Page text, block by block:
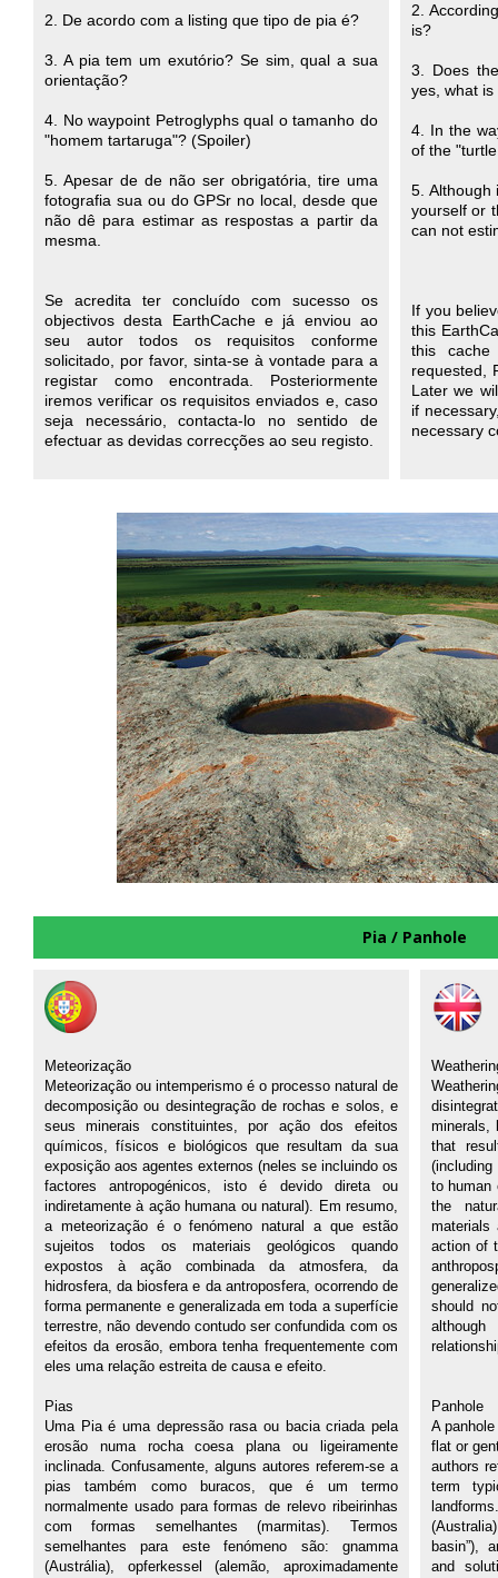
2. De acordo com a listing que tipo de pia é?
3. A pia tem um exutório? Se sim, qual a sua
orientação?
4. No waypoint Petroglyphs qual o tamanho do
"homem tartaruga"? (Spoiler)
5. Apesar de de não ser obrigatória, tire uma
fotografia sua ou do GPSr no local, desde que
não dê para estimar as respostas a partir da
mesma.
Se acredita ter concluído com sucesso os
objectivos desta EarthCache e já enviou ao
seu autor todos os requisitos conforme
solicitado, por favor, sinta-se à vontade para a
registar como encontrada. Posteriormente
iremos verificar os requisitos enviados e, caso
seja necessário, contacta-lo no sentido de
efectuar as devidas correcções ao seu registo.
2.
is?
3. Does
yes, what
4. In the
of the
5. Although
yourself or
can not
If you
this
this
requested,
Later we
if
necessary
Pia / Panhole
Meteorização
Meteorização ou intemperismo é o processo natural de
decomposição ou desintegração de rochas e solos, e
seus minerais constituintes, por ação dos efeitos
químicos, físicos e biológicos que resultam da sua
exposição aos agentes externos (neles se incluindo os
factores antropogénicos, isto é devido direta ou
indiretamente à ação humana ou natural). Em resumo,
a meteorização é o fenómeno natural a que estão
sujeitos todos os materiais geológicos quando
expostos à ação combinada da atmosfera, da
hidrosfera, da biosfera e da antroposfera, ocorrendo de
forma permanente e generalizada em toda a superfície
terrestre, não devendo contudo ser confundida com os
efeitos da erosão, embora tenha frequentemente com
eles uma relação estreita de causa e efeito.
Pias
Uma Pia é uma depressão rasa ou bacia criada pela
erosão numa rocha coesa plana ou ligeiramente
inclinada. Confusamente, alguns autores referem-se a
pias também como buracos, que é um termo
normalmente usado para formas de relevo ribeirinhas
com formas semelhantes (marmitas). Termos
semelhantes para este fenómeno são: gnamma
(Austrália), opferkessel (alemão, aproximadamente
minerals,
that
to human
the
materials
action of
should
Panhole
A
flat or
authors
term
basin”),
and